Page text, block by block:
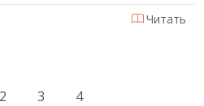
Читать
2 3 4